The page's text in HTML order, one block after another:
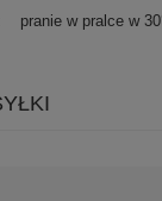
pranie w pralce w